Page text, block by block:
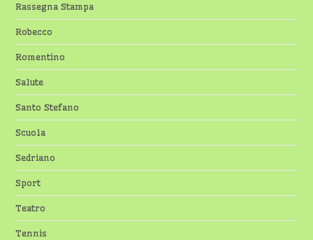
Rassegna Stampa
Robecco
Romentino
Salute
Santo Stefano
Scuola
Sedriano
Sport
Teatro
Tennis